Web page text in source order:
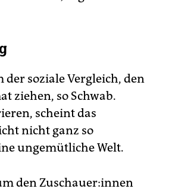
soziale Vergleich, den
ziehen, so Schwab.
scheint das
nicht ganz so
ungemütliche Welt.
den Zu­schaue­r:in­nen